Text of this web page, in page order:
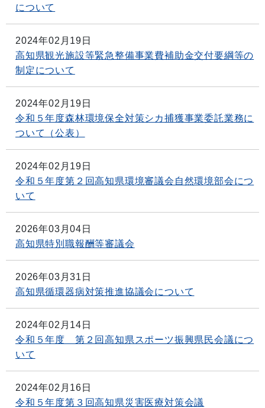
について
2024年02月19日
高知県観光施設等緊急整備事業費補助金交付要綱等の
制定について
2024年02月19日
令和５年度森林環境保全対策シカ捕獲事業委託業務に
ついて（公表）
2024年02月19日
令和５年度第２回高知県環境審議会自然環境部会につ
いて
2026年03月04日
高知県特別職報酬等審議会
2026年03月31日
高知県循環器病対策推進協議会について
2024年02月14日
令和５年度 第２回高知県スポーツ振興県民会議につ
いて
2024年02月16日
令和５年度第３回高知県災害医療対策会議